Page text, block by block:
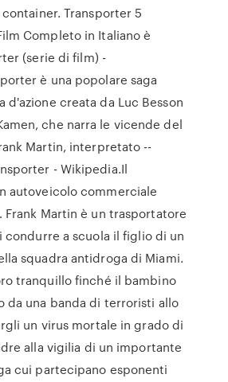
Transporter 5
Completo in Italiano è
(serie di film) -
è una popolare saga
d'azione creata da Luc Besson
che narra le vicende del
Martin, interpretato --
- Wikipedia.Il
autoveicolo commerciale
Martin è un trasportatore
a scuola il figlio di un
squadra antidroga di Miami.
tranquillo finché il bambino
da una banda di terroristi allo
un virus mortale in grado di
alla vigilia di un importante
cui partecipano esponenti